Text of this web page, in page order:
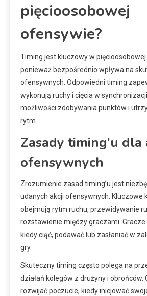
pięcioosobowej
ofensywie?
Timing jest kluczowy w
ponieważ bezpośrednio wpływa na
ofensywnych. Odpowiedni timing
wykonują ruchy i cięcia w
możliwości zdobywania punktów i
rytm.
Zasady timing’u dla
ofensywnych
Zrozumienie zasad timing’u jest
udanych akcji ofensywnych. Kluczowe
obejmują rytm ruchu, przewidywanie
rozstawienie między graczami.
kiedy ciąć, podawać lub zasłaniać w
gry.
Skuteczny timing często polega na
działań kolegów z drużyny i obrońców.
rozwijać poczucie, kiedy inicjować